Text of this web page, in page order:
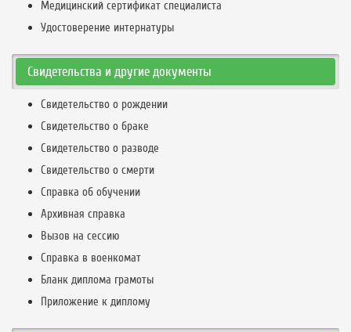
Медицинский сертификат специалиста
Удостоверение интернатуры
Свидетельства и другие документы
Свидетельство о рождении
Свидетельство о браке
Свидетельство о разводе
Свидетельство о смерти
Справка об обучении
Архивная справка
Вызов на сессию
Справка в военкомат
Бланк диплома грамоты
Приложение к диплому